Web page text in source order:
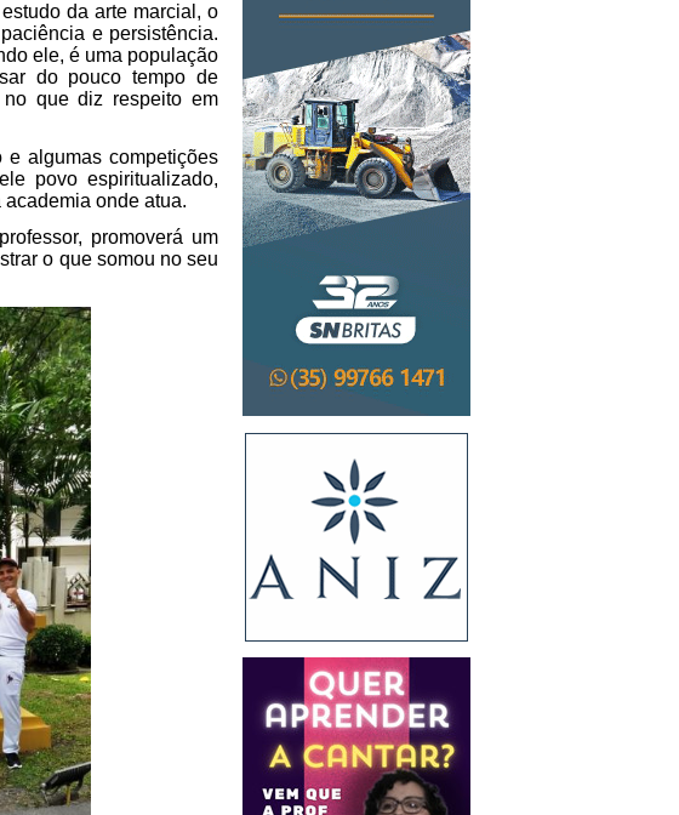
da arte marcial, o
e persistência.
ele, é uma população
do pouco tempo de
no que diz respeito em
algumas competições
povo espiritualizado,
onde atua.
promoverá um
o que somou no seu